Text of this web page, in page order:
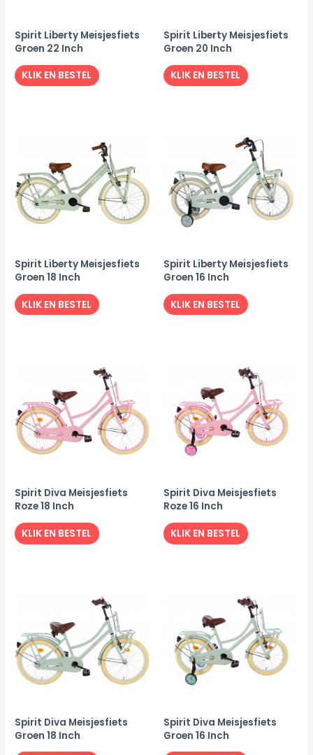
Spirit Liberty Meisjesfiets
Groen 22 Inch
KLIK EN BESTEL
Spirit Liberty Meisjesfiets
Groen 20 Inch
KLIK EN BESTEL
Spirit Liberty Meisjesfiets
Groen 18 Inch
KLIK EN BESTEL
Spirit Liberty Meisjesfiets
Groen 16 Inch
KLIK EN BESTEL
Spirit Diva Meisjesfiets
Roze 18 Inch
KLIK EN BESTEL
Spirit Diva Meisjesfiets
Roze 16 Inch
KLIK EN BESTEL
Spirit Diva Meisjesfiets
Groen 18 Inch
Spirit Diva Meisjesfiets
Groen 16 Inch